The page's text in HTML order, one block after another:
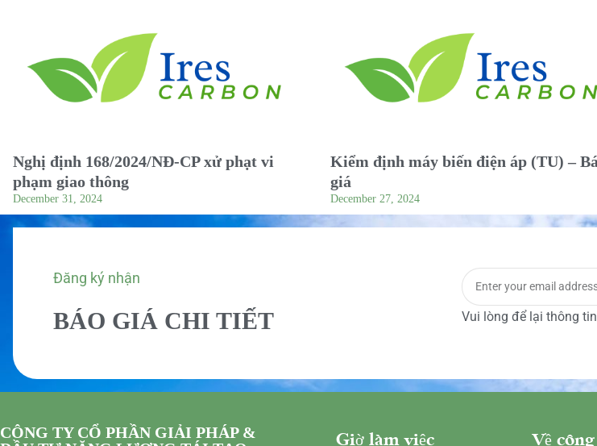
Nghị định 168/2024/NĐ-CP xử phạt vi
phạm giao thông
December 31, 2024
Kiểm định máy biến điện áp (TU) –
giá
December 27, 2024
Đăng ký nhận
BÁO GIÁ CHI TIẾT Vui lòng để lại thông
CÔNG TY CỔ PHẦN GIẢI PHÁP &
Giờ làm việc Về